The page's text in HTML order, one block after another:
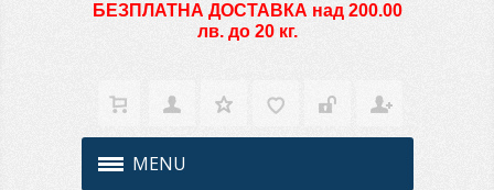
БЕЗПЛАТНА ДОСТАВКА над 200.00
лв. до 20 кг.
MENU